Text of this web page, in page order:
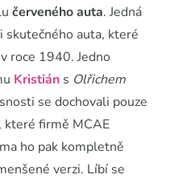
červeného auta. Jedná
skutečného auta, které
roce 1940. Jedno
Kristián s Olřichem
se dochovali pouze
které firmě MCAE
ho pak kompletně
verzi. Líbí se